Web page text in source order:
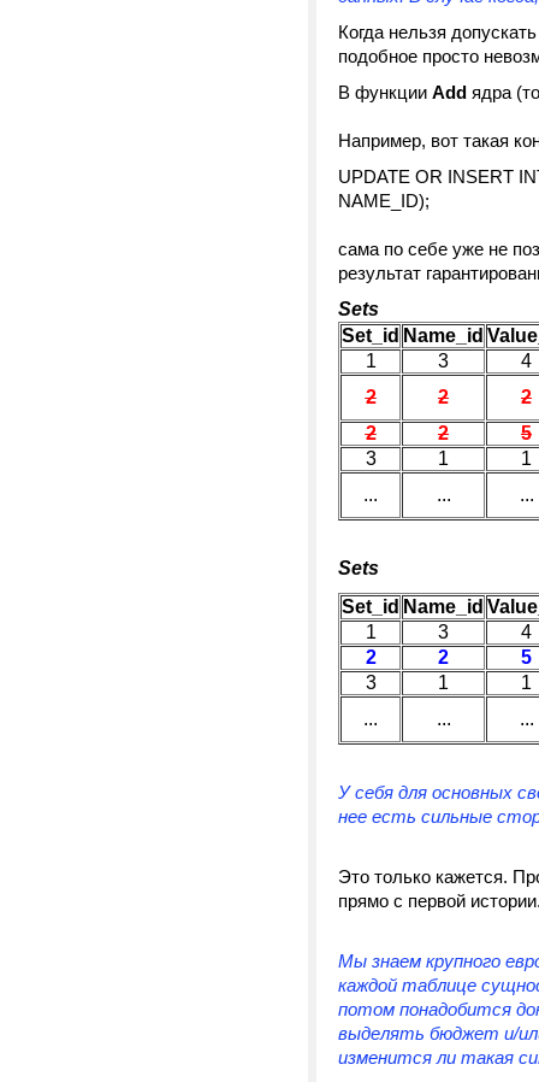
Когда нельзя
подобное просто
В функции Add ядра
Например, вот такая
UPDATE OR INSERT
NAME_ID);
сама по себе уже не
результат
Sets
Set_id Name_id
1
3
4
2
2
2
2
2
5
3
1
1
...
... ...
Sets
Set_id Name_id
1
3
4
2
2
5
3
1
1
...
... ...
У себя для основных
нее есть сильные
Это только кажется.
прямо с первой
Мы знаем крупного
каждой таблице
потом понадобится
выделять бюджет и/
изменится ли такая